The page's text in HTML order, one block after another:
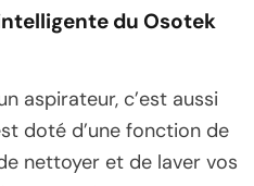
du Osotek
aspirateur, c’est aussi
doté d’une fonction de
nettoyer et de laver vos